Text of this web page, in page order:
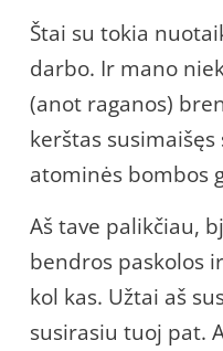
Štai su tokia
darbo. Ir mano
(anot raganos)
kerštas
atominės bombos
Aš tave palikčiau,
bendros paskolos
kol kas. Užtai aš
susirasiu tuoj pat.